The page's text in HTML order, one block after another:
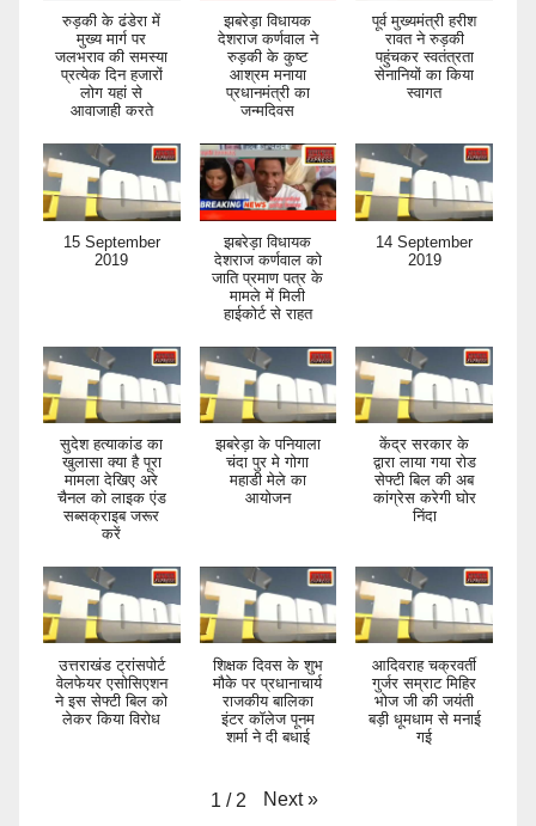
रुड़की के ढंडेरा में
मुख्य मार्ग पर
जलभराव की समस्या
प्रत्येक दिन हजारों
लोग यहां से
आवाजाही करते
झबरेड़ा विधायक
देशराज कर्णवाल ने
रुड़की के कुष्ट
आश्रम मनाया
प्रधानमंत्री का
जन्मदिवस
पूर्व मुख्यमंत्री हरीश
रावत ने रुड़की
पहुंचकर स्वतंत्रता
सेनानियों का किया
स्वागत
15 September
2019
झबरेड़ा विधायक
देशराज कर्णवाल को
जाति प्रमाण पत्र के
मामले में मिली
हाईकोर्ट से राहत
14 September
2019
सुदेश हत्याकांड का
खुलासा क्या है पूरा
मामला देखिए अरे
चैनल को लाइक एंड
सब्सक्राइब जरूर
करें
झबरेड़ा के पनियाला
चंदा पुर मे गोगा
महाडी मेले का
आयोजन
केंद्र सरकार के
द्वारा लाया गया रोड
सेफ्टी बिल की अब
कांग्रेस करेगी घोर
निंदा
उत्तराखंड ट्रांसपोर्ट
वेलफेयर एसोसिएशन
ने इस सेफ्टी बिल को
लेकर किया विरोध
शिक्षक दिवस के शुभ
मौके पर प्रधानाचार्य
राजकीय बालिका
इंटर कॉलेज पूनम
शर्मा ने दी बधाई
आदिवराह चक्रवर्ती
गुर्जर सम्राट मिहिर
भोज जी की जयंती
बड़ी धूमधाम से मनाई
गई
1 / 2 Next »